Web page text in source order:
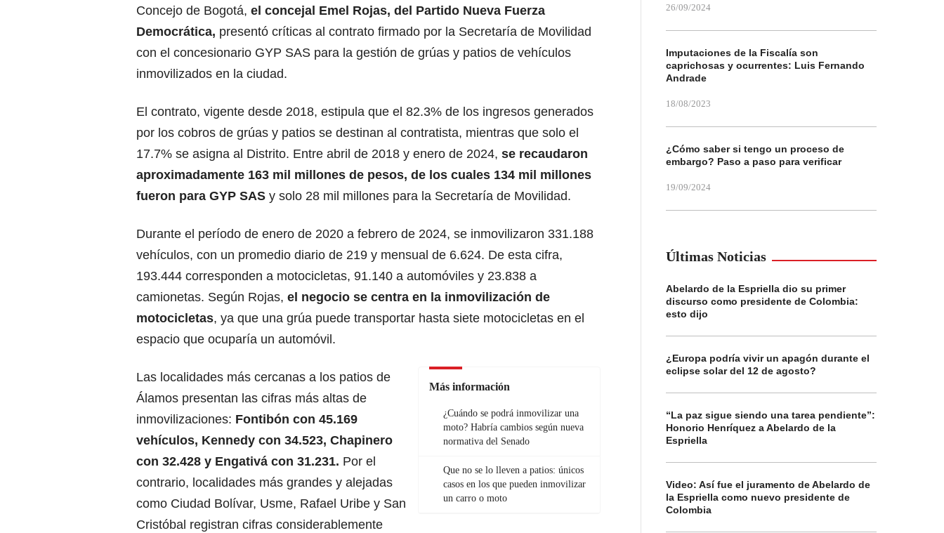
Concejo de Bogotá, el concejal Emel Rojas, del Partido Nueva Fuerza
Democrática, presentó críticas al contrato firmado por la Secretaría de Movilidad
con el concesionario GYP SAS para la gestión de grúas y patios de vehículos
inmovilizados en la ciudad.
El contrato, vigente desde 2018, estipula que el 82.3% de los ingresos generados
por los cobros de grúas y patios se destinan al contratista, mientras que solo el
17.7% se asigna al Distrito. Entre abril de 2018 y enero de 2024, se recaudaron
aproximadamente 163 mil millones de pesos, de los cuales 134 mil millones
fueron para GYP SAS y solo 28 mil millones para la Secretaría de Movilidad.
Durante el período de enero de 2020 a febrero de 2024, se inmovilizaron 331.188
vehículos, con un promedio diario de 219 y mensual de 6.624. De esta cifra,
193.444 corresponden a motocicletas, 91.140 a automóviles y 23.838 a
camionetas. Según Rojas, el negocio se centra en la inmovilización de
motocicletas, ya que una grúa puede transportar hasta siete motocicletas en el
espacio que ocuparía un automóvil.
Más información
¿Cuándo se podrá inmovilizar una
moto? Habría cambios según nueva
normativa del Senado
Que no se lo lleven a patios: únicos
casos en los que pueden inmovilizar
un carro o moto
Las localidades más cercanas a los patios de
Álamos presentan las cifras más altas de
inmovilizaciones: Fontibón con 45.169
vehículos, Kennedy con 34.523, Chapinero
con 32.428 y Engativá con 31.231. Por el
contrario, localidades más grandes y alejadas
como Ciudad Bolívar, Usme, Rafael Uribe y San
Cristóbal registran cifras considerablemente
26/09/2024
Imputaciones de la Fiscalía son
caprichosas y ocurrentes: Luis Fernando
Andrade
18/08/2023
¿Cómo saber si tengo un proceso de
embargo? Paso a paso para verificar
19/09/2024
Últimas Noticias
Abelardo de la Espriella dio su primer
discurso como presidente de Colombia:
esto dijo
¿Europa podría vivir un apagón durante el
eclipse solar del 12 de agosto?
“La paz sigue siendo una tarea pendiente”:
Honorio Henríquez a Abelardo de la
Espriella
Video: Así fue el juramento de Abelardo de
la Espriella como nuevo presidente de
Colombia